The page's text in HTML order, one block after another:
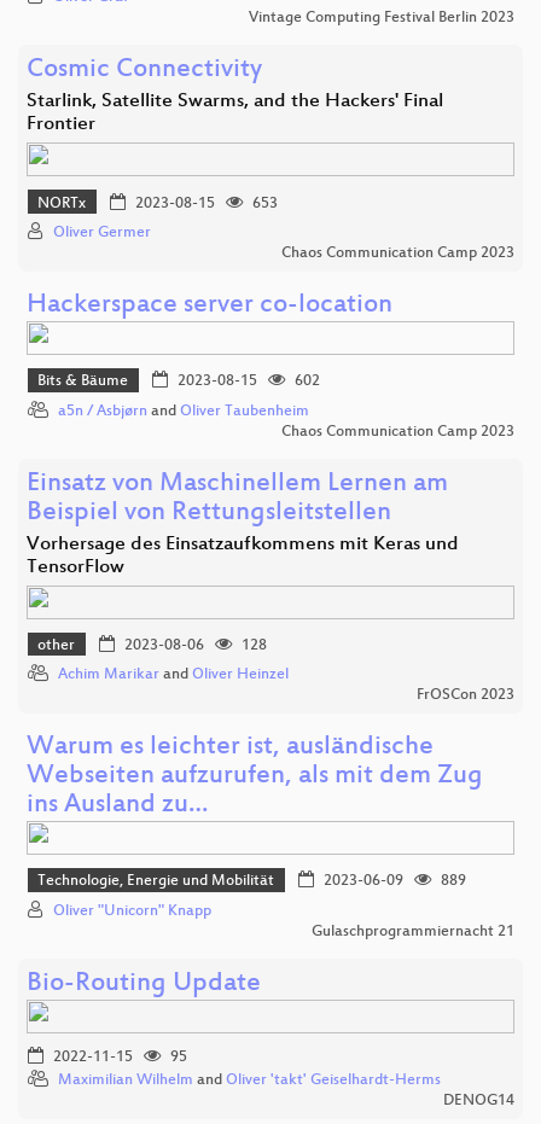
Vintage Computing Festival Berlin 2023
Cosmic Connectivity
Starlink, Satellite Swarms, and the Hackers' Final
Frontier
NORTx 2023-08-15
653
Oliver Germer
Chaos Communication Camp 2023
Hackerspace server co-location
Bits & Bäume 2023-08-15
602
a5n / Asbjørn and Oliver Taubenheim
Chaos Communication Camp 2023
Einsatz von Maschinellem Lernen am
Beispiel von Rettungsleitstellen
Vorhersage des Einsatzaufkommens mit Keras und
TensorFlow
other 2023-08-06
128
Achim Marikar and Oliver Heinzel
FrOSCon 2023
Warum es leichter ist, ausländische
Webseiten aufzurufen, als mit dem Zug
ins Ausland zu…
Technologie, Energie und Mobilität 2023-06-09
889
Oliver "Unicorn" Knapp
Gulaschprogrammiernacht 21
Bio-Routing Update
2022-11-15
95
Maximilian Wilhelm and Oliver 'takt' Geiselhardt-Herms
DENOG14